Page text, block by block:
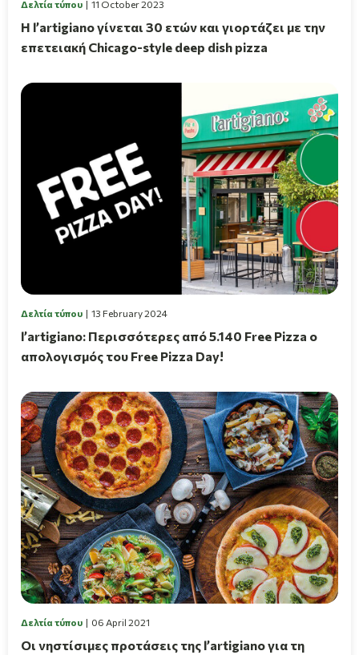
Δελτία τύπου 11 October 2023
Η l’artigiano γίνεται 30 ετών και γιορτάζει με την
επετειακή Chicago-style deep dish pizza
Δελτία τύπου 13 February 2024
l’artigiano: Περισσότερες από 5.140 Free Pizza ο
απολογισμός του Free Pizza Day!
Δελτία τύπου 06 April 2021
Οι νηστίσιμες προτάσεις της l’artigiano για τη